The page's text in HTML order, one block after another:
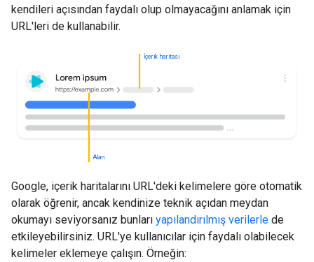
kendileri açısından faydalı olup olmayacağını anlamak için
URL'leri de kullanabilir.
Alan
İçerik haritası
Google, içerik haritalarını URL'deki kelimelere göre otomatik
olarak öğrenir, ancak kendinize teknik açıdan meydan
okumayı seviyorsanız bunları yapılandırılmış verilerle de
etkileyebilirsiniz. URL'ye kullanıcılar için faydalı olabilecek
kelimeler eklemeye çalışın. Örneğin: